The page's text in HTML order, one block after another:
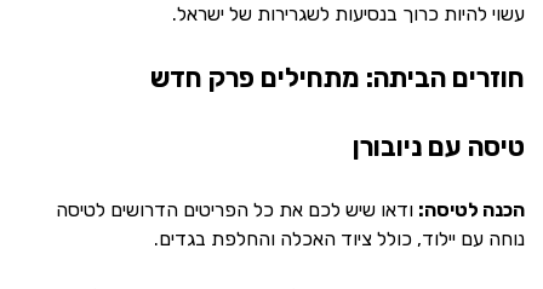
עשוי להיות כרוך בנסיעות לשגרירות של ישראל.
חוזרים הביתה: מתחילים פרק חדש
טיסה עם ניובורן
הכנה לטיסה: ודאו שיש לכם את כל הפריטים הדרושים לטיסה
נוחה עם יילוד, כולל ציוד האכלה והחלפת בגדים.